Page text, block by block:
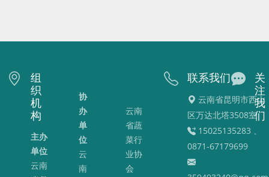
2025-08-14 148
<<
组
织
机
构
主办
单位
云南
协
办
单
位
云
南
云南
省蔬
菜行
业协
会
联系我们
云南省昆明市西山
区万达北塔3508室
15025135283 、
0871-67179699
关
注
我
们